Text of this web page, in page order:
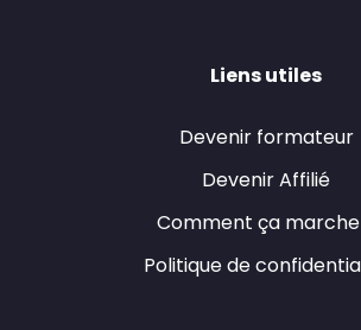
Liens utiles
Devenir formateur
Devenir Affilié
Comment ça marche
Politique de